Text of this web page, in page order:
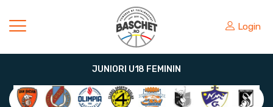
Login
JUNIORI U18 FEMININ